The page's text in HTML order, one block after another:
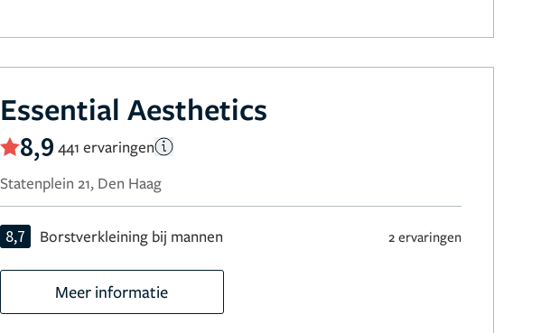
Essential Aesthetics
8,9 441 ervaringen
Statenplein 21, Den Haag
8,7 Borstverkleining bij mannen 2 ervaringen
Meer informatie